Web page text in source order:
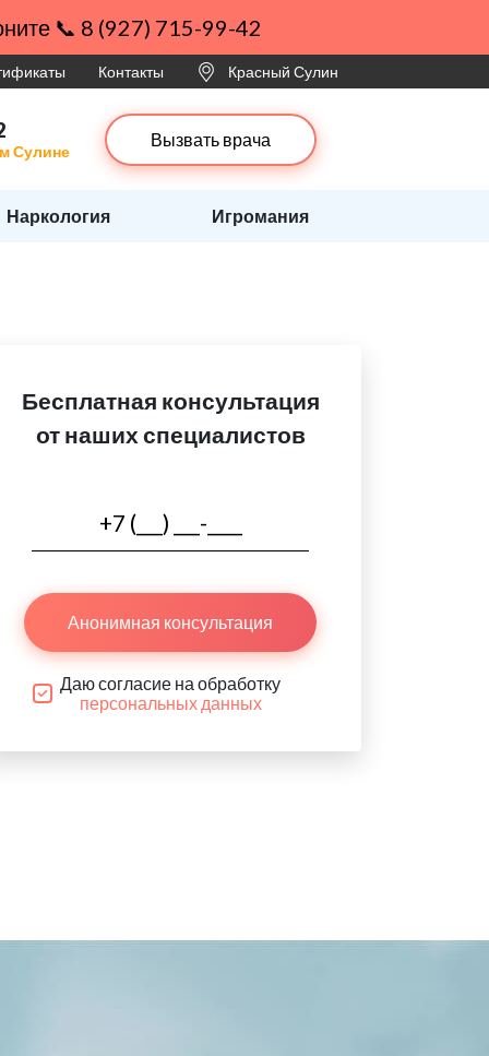
📞 8 (927) 715-99-42
Контакты Красный Сулин
Сулине
Вызвать врача
Наркология Игромания
Бесплатная консультация
от наших специалистов
Анонимная консультация
Даю согласие на обработку
персональных данных